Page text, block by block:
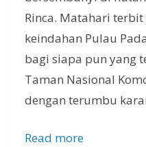
Rinca. Matahari
keindahan Pulau
bagi siapa pun yang
Taman Nasional
dengan terumbu
Read more